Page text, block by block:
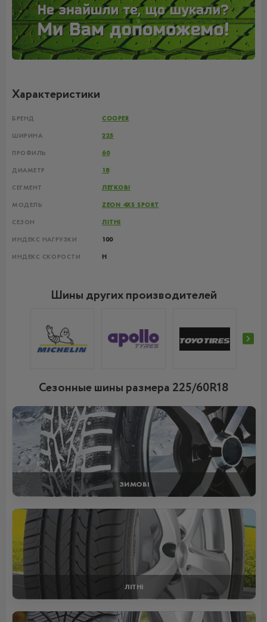
Характеристики
БРЕНД COOPER
ШИРИНА 225
ПРОФИЛЬ 60
ДИАМЕТР 18
СЕГМЕНТ ЛЕГКОВІ
МОДЕЛЬ ZEON 4XS SPORT
СЕЗОН ЛІТНІ
ИНДЕКС НАГРУЗКИ 100
ИНДЕКС СКОРОСТИ H
Шины других производителей
Сезонные шины размера 225/60R18
ЗИМОВІ
ЛІТНІ